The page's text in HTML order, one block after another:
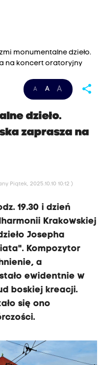
monumentalne dzieło.
na koncert oratoryjny
A A A share
dzieło.
zaprasza na
Piątek, 2025.10.10 10:12 )
19.30 i dzień
Krakowskiej
Josepha
Kompozytor
a
ewidentnie w
boskiej kreacji.
się ono